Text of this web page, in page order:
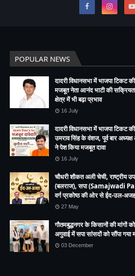
POPULAR NEWS
दादरी विधानसभा में भाजपा टिकट
मजबूत नेता आनंद भाटी की
क्षेत्र में भी बढ़ा प्रभाव
16 July
दादरी विधानसभा में भाजपा टिकट
उमराव सिंह के वंशज, पूर्व बार
ने पेश किया मजबूत दावा
16 July
चौधरी शौकत अली चेची, राष्ट्रीय
(बलराज), सपा (Samajwadi
वर्ग प्रकोष्ठ की ओर से ईद-उल-
27 May
गौतमबुद्धनगर के किसानों की मांगों
अगुवाई में सपा सांसदों को सौंपा गया
03 December